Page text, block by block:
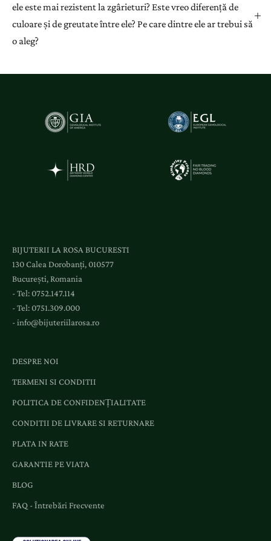
ele este mai rezistent la zgârieturi? Este vreo diferență de
culoare și de greutate între ele? Pe care dintre ele ar trebui să
o aleg?
BIJUTERII LA ROSA BUCURESTI
130 Calea Dorobanți, 010577
București, Romania
- Tel:0752.147.114
- Tel:0751.309.000
-info@bijuteriilarosa.ro
DESPRE NOI
TERMENI SI CONDITII
POLITICA DE CONFIDENȚIALITATE
CONDITII DE LIVRARE SI RETURNARE
PLATA IN RATE
GARANTIE PE VIATA
BLOG
FAQ - Întrebări Frecvente